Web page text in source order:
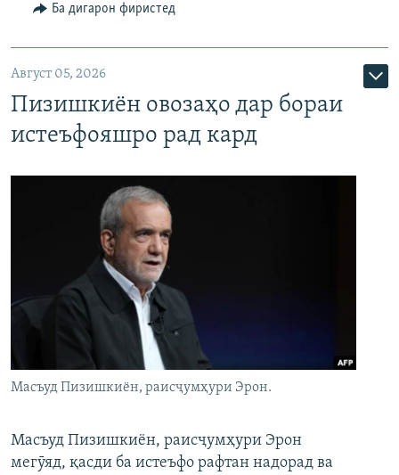
Ба дигарон фиристед
Август 05, 2026
Пизишкиён овозаҳо дар бораи
истеъфояшро рад кард
Масъуд Пизишкиён, раисҷумҳури Эрон.
Масъуд Пизишкиён, раисҷумҳури Эрон
мегӯяд, қасди ба истеъфо рафтан надорад ва